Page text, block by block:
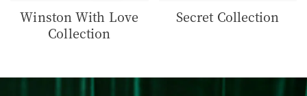
Winston With Love
Collection
Secret Collection